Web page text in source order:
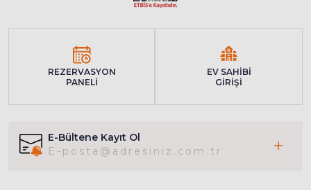
REZERVASYON
PANELİ
EV SAHİBİ
GİRİŞİ
E-Bültene Kayıt Ol